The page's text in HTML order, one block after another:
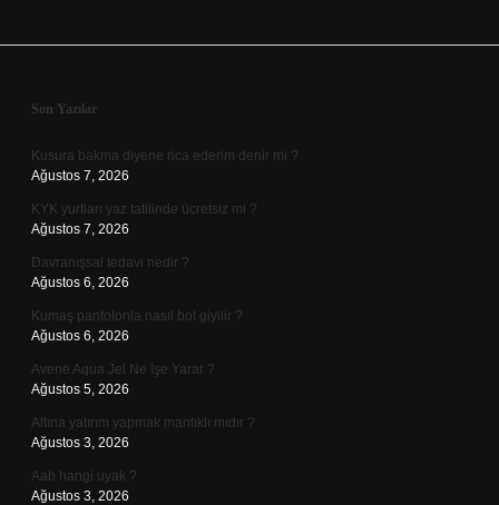
Sidebar
Son Yazılar
Kusura bakma diyene rica ederim denir mi ?
Ağustos 7, 2026
KYK yurtları yaz tatilinde ücretsiz mi ?
Ağustos 7, 2026
Davranışsal tedavi nedir ?
Ağustos 6, 2026
Kumaş pantolonla nasıl bot giyilir ?
Ağustos 6, 2026
Avene Aqua Jel Ne İşe Yarar ?
Ağustos 5, 2026
Altına yatırım yapmak mantıklı mıdır ?
Ağustos 3, 2026
Aab hangi uyak ?
Ağustos 3, 2026